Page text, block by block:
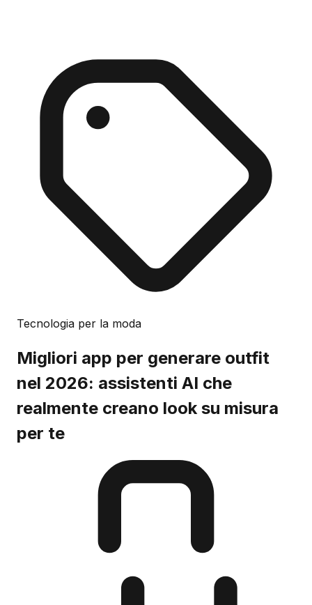
Tecnologia per la moda
Migliori app per generare outfit
nel 2026: assistenti AI che
realmente creano look su misura
per te